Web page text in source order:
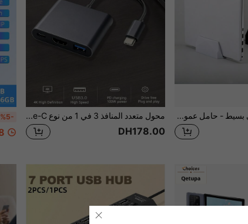
حامل لابتوب هندسي بسيط - حامل عمودي محمول مناسب ل- حتى 17 ملم) وجميع أجهزة اللابتوب، منظم مكتب ومساحة منزلية موفر للمساحة محول متعدد المنافذ 3 في 1 من نوع Type-C، محول Type-C مع 4K HDTV و USB3.0 ومنفذ شحن USB-C، موزع AV رقمي لأجهزة MacBook و Galaxy S8/S9 وأجهزة الكمبيوتر المحمولة. (قبل الشراء، يرجى التأكد من أن هاتفك المحمول يدعم اتصال HDTV.)
DH178.00
%5-